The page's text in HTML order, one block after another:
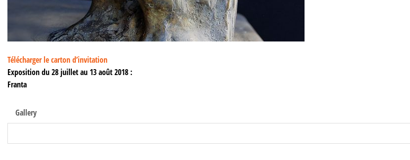
Télécharger le carton d’invitation
Exposition du 28 juillet au 13 août 2018 :
Franta
Gallery